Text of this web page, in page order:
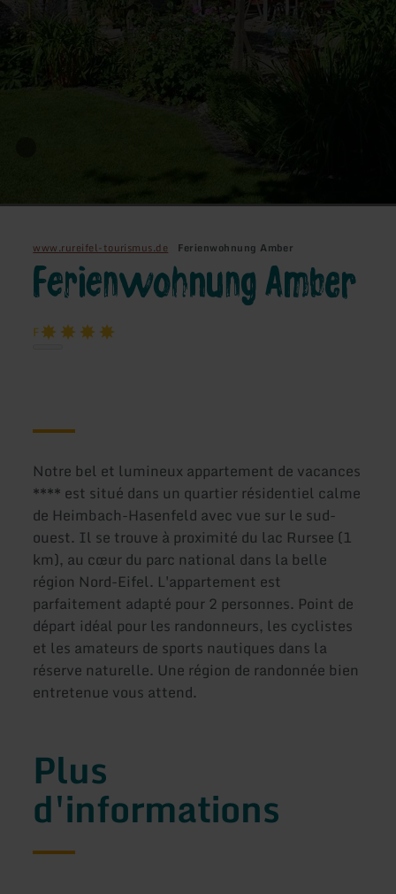
www.rureifel-tourismus.de Ferienwohnung Amber
Ferienwohnung Amber
F
Notre bel et lumineux appartement de vacances
**** est situé dans un quartier résidentiel calme
de Heimbach-Hasenfeld avec vue sur le sud-
ouest. Il se trouve à proximité du lac Rursee (1
km), au cœur du parc national dans la belle
région Nord-Eifel. L'appartement est
parfaitement adapté pour 2 personnes. Point de
départ idéal pour les randonneurs, les cyclistes
et les amateurs de sports nautiques dans la
réserve naturelle. Une région de randonnée bien
entretenue vous attend.
Plus
d'informations